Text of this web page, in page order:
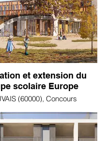
et extension du
scolaire Europe
(60000), Concours